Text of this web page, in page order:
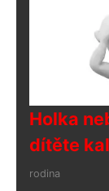
Holka
dítěte
rodina